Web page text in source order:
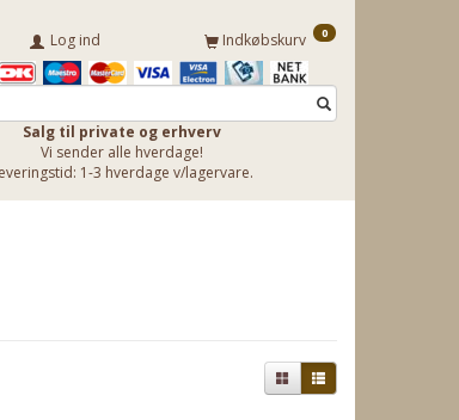
Indkøbskurv 0
Log ind
Salg til private og erhverv
Vi sender alle hverdage!
1-3 hverdage v/lagervare.